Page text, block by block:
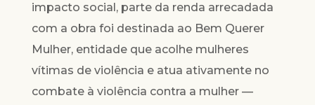
impacto social, parte da renda arrecadada
com a obra foi destinada ao Bem Querer
Mulher, entidade que acolhe mulheres
vítimas de violência e atua ativamente no
combate à violência contra a mulher —